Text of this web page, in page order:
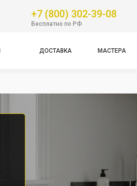
+7 (800) 302-39-08
Бесплатно по РФ
ДОСТАВКА МАСТЕРА